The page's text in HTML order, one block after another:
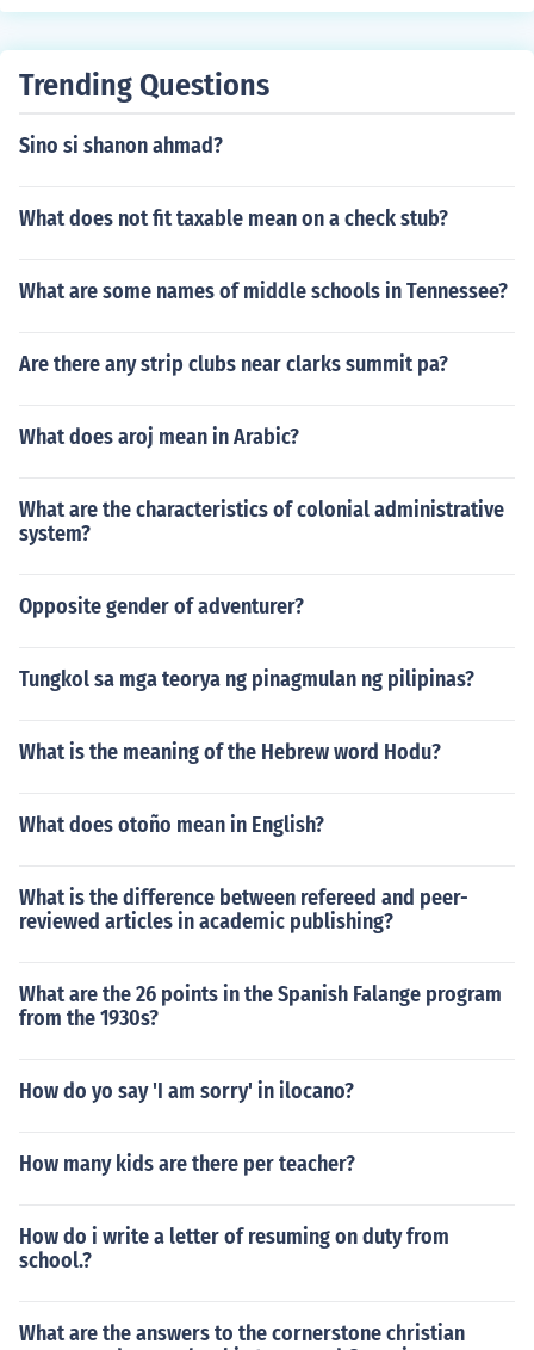
Trending Questions
Sino si shanon ahmad?
What does not fit taxable mean on a check stub?
What are some names of middle schools in Tennessee?
Are there any strip clubs near clarks summit pa?
What does aroj mean in Arabic?
What are the characteristics of colonial administrative
system?
Opposite gender of adventurer?
Tungkol sa mga teorya ng pinagmulan ng pilipinas?
What is the meaning of the Hebrew word Hodu?
What does otoño mean in English?
What is the difference between refereed and peer-
reviewed articles in academic publishing?
What are the 26 points in the Spanish Falange program
from the 1930s?
How do yo say 'I am sorry' in ilocano?
How many kids are there per teacher?
How do i write a letter of resuming on duty from
school.?
What are the answers to the cornerstone christian